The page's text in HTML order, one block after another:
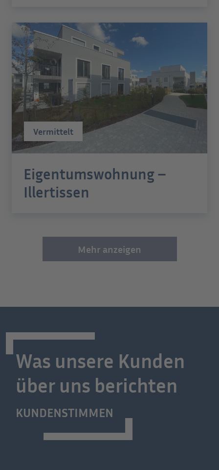
Vermittelt
Eigentumswohnung –
Illertissen
Mehr anzeigen
Was unsere Kunden
über uns berichten
KUNDENSTIMMEN